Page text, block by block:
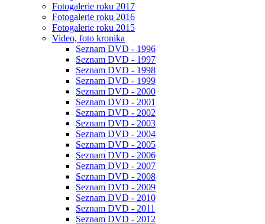
Fotogalerie roku 2017
Fotogalerie roku 2016
Fotogalerie roku 2015
Video, foto kronika
Seznam DVD - 1996
Seznam DVD - 1997
Seznam DVD - 1998
Seznam DVD - 1999
Seznam DVD - 2000
Seznam DVD - 2001
Seznam DVD - 2002
Seznam DVD - 2003
Seznam DVD - 2004
Seznam DVD - 2005
Seznam DVD - 2006
Seznam DVD - 2007
Seznam DVD - 2008
Seznam DVD - 2009
Seznam DVD - 2010
Seznam DVD - 2011
Seznam DVD - 2012